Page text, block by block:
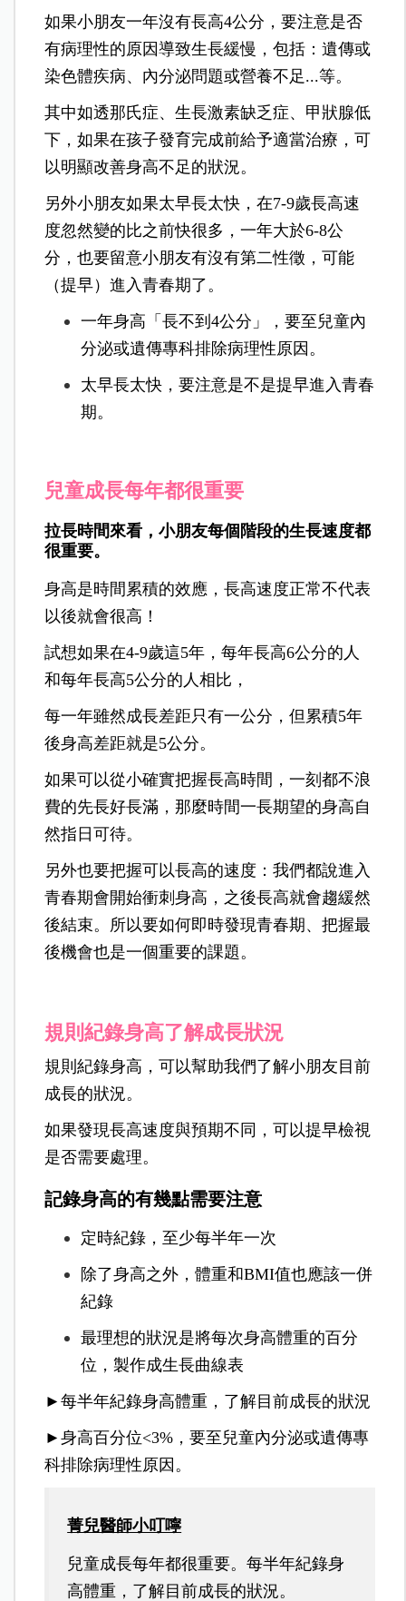
如果小朋友一年沒有長高4公分，要注意是否
有病理性的原因導致生長緩慢，包括：遺傳或
染色體疾病、內分泌問題或營養不足...等。
其中如透那氏症、生長激素缺乏症、甲狀腺低
下，如果在孩子發育完成前給予適當治療，可
以明顯改善身高不足的狀況。
另外小朋友如果太早長太快，在7-9歲長高速
度忽然變的比之前快很多，一年大於6-8公
分，也要留意小朋友有沒有第二性徵，可能
（提早）進入青春期了。
一年身高「長不到4公分」，要至兒童內
分泌或遺傳專科排除病理性原因。
太早長太快，要注意是不是提早進入青春
期。
兒童成長每年都很重要
拉長時間來看，小朋友每個階段的生長速度都
很重要。
身高是時間累積的效應，長高速度正常不代表
以後就會很高！
試想如果在4-9歲這5年，每年長高6公分的人
和每年長高5公分的人相比，
每一年雖然成長差距只有一公分，但累積5年
後身高差距就是5公分。
如果可以從小確實把握長高時間，一刻都不浪
費的先長好長滿，那麼時間一長期望的身高自
然指日可待。
另外也要把握可以長高的速度：我們都說進入
青春期會開始衝刺身高，之後長高就會趨緩然
後結束。所以要如何即時發現青春期、把握最
後機會也是一個重要的課題。
規則紀錄身高了解成長狀況
規則紀錄身高，可以幫助我們了解小朋友目前
成長的狀況。
如果發現長高速度與預期不同，可以提早檢視
是否需要處理。
記錄身高的有幾點需要注意
定時紀錄，至少每半年一次
除了身高之外，體重和BMI值也應該一併
紀錄
最理想的狀況是將每次身高體重的百分
位，製作成生長曲線表
►每半年紀錄身高體重，了解目前成長的狀況
►身高百分位<3%，要至兒童內分泌或遺傳專
科排除病理性原因。
菁兒醫師小叮嚀
兒童成長每年都很重要。每半年紀錄身
高體重，了解目前成長的狀況。